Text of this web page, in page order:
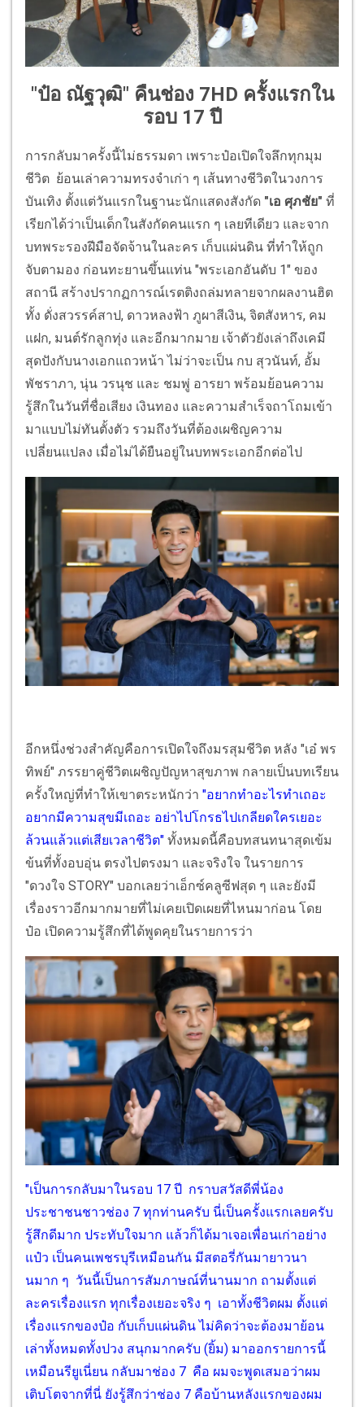
"ป๋อ ณัฐวุฒิ" คืนช่อง 7HD ครั้งแรกใน
รอบ 17 ปี
การกลับมาครั้งนี้ไม่ธรรมดา เพราะป๋อเปิดใจลึกทุกมุม
ชีวิต ย้อนเล่าความทรงจำเก่า ๆ เส้นทางชีวิตในวงการ
บันเทิง ตั้งแต่วันแรกในฐานะนักแสดงสังกัด "เอ ศุภชัย" ที่
เรียกได้ว่าเป็นเด็กในสังกัดคนแรก ๆ เลยทีเดียว และจาก
บทพระรองฝีมือจัดจ้านในละคร เก็บแผ่นดิน ที่ทำให้ถูก
จับตามอง ก่อนทะยานขึ้นแท่น "พระเอกอันดับ 1" ของ
สถานี สร้างปรากฏการณ์เรตติงถล่มทลายจากผลงานฮิต
ทั้ง ดั่งสวรรค์สาป, ดาวหลงฟ้า ภูผาสีเงิน, จิตสังหาร, คม
แฝก, มนต์รักลูกทุ่ง และอีกมากมาย เจ้าตัวยังเล่าถึงเคมี
สุดปังกับนางเอกแถวหน้า ไม่ว่าจะเป็น กบ สุวนันท์, อั้ม
พัชราภา, นุ่น วรนุช และ ชมพู่ อารยา พร้อมย้อนความ
รู้สึกในวันที่ชื่อเสียง เงินทอง และความสำเร็จถาโถมเข้า
มาแบบไม่ทันตั้งตัว รวมถึงวันที่ต้องเผชิญความ
เปลี่ยนแปลง เมื่อไม่ได้ยืนอยู่ในบทพระเอกอีกต่อไป
อีกหนึ่งช่วงสำคัญคือการเปิดใจถึงมรสุมชีวิต หลัง "เอ๋ พร
ทิพย์" ภรรยาคู่ชีวิตเผชิญปัญหาสุขภาพ กลายเป็นบทเรียน
ครั้งใหญ่ที่ทำให้เขาตระหนักว่า "อยากทำอะไรทำเถอะ
อยากมีความสุขมีเถอะ อย่าไปโกรธไปเกลียดใครเยอะ
ล้วนแล้วแต่เสียเวลาชีวิต" ทั้งหมดนี้คือบทสนทนาสุดเข้ม
ข้นที่ทั้งอบอุ่น ตรงไปตรงมา และจริงใจ ในรายการ
"ดวงใจ STORY" บอกเลยว่าเอ็กซ์คลูซีฟสุด ๆ และยังมี
เรื่องราวอีกมากมายที่ไม่เคยเปิดเผยที่ไหนมาก่อน โดย
ป๋อ เปิดความรู้สึกที่ได้พูดคุยในรายการว่า
"เป็นการกลับมาในรอบ 17 ปี กราบสวัสดีพี่น้อง
ประชาชนชาวช่อง 7 ทุกท่านครับ นี่เป็นครั้งแรกเลยครับ
รู้สึกดีมาก ประทับใจมาก แล้วก็ได้มาเจอเพื่อนเก่าอย่าง
แป๋ว เป็นคนเพชรบุรีเหมือนกัน มีสตอรี่กันมายาวนา
นมาก ๆ วันนี้เป็นการสัมภาษณ์ที่นานมาก ถามตั้งแต่
ละครเรื่องแรก ทุกเรื่องเยอะจริง ๆ เอาทั้งชีวิตผม ตั้งแต่
เรื่องแรกของป๋อ กับเก็บแผ่นดิน ไม่คิดว่าจะต้องมาย้อน
เล่าทั้งหมดทั้งปวง สนุกมากครับ (ยิ้ม) มาออกรายการนี้
เหมือนรียูเนี่ยน กลับมาช่อง 7 คือ ผมจะพูดเสมอว่าผม
เติบโตจากที่นี่ ยังรู้สึกว่าช่อง 7 คือบ้านหลังแรกของผม